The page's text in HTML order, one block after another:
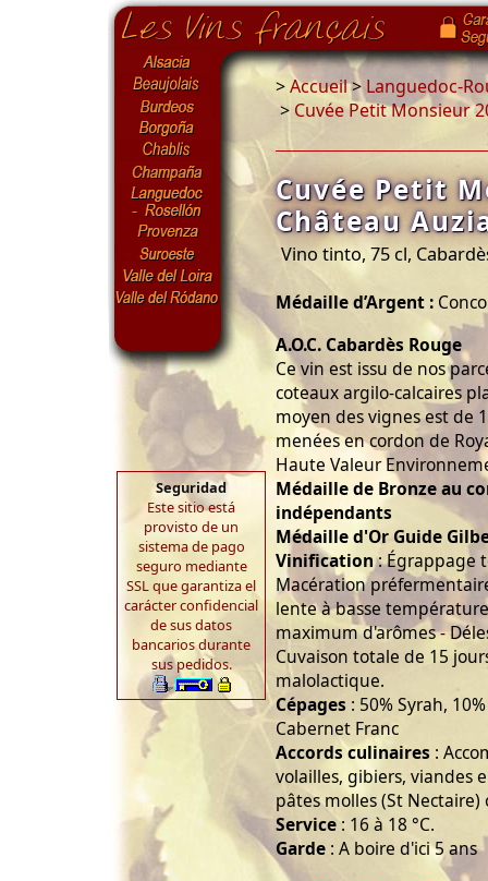
Seguridad
Este sitio está
provisto de un
sistema de pago
seguro mediante
SSL que garantiza el
carácter confidencial
de sus datos
bancarios durante
sus pedidos.
>Accueil>Languedoc-
> Cuvée Petit Monsieur
Cuvée Petit
Château
Vino tinto, 75 cl,
Médaille d’Argent :
A.O.C. Cabardès Rouge
Ce vin est issu de nos
coteaux argilo-calcaires
moyen des vignes est de
menées en cordon de
Haute Valeur
Médaille de Bronze au
indépendants
Médaille d'Or Guide
Vinification: Égrappage
Macération
lente à basse
maximum d'arômes -
Cuvaison totale de 15
malolactique.
Cépages : 50% Syrah,
Cabernet Franc
Accords culinaires :
volailles, gibiers, viandes
pâtes molles (St
Service: 16 à 18 °C.
Garde : A boire d'ici 5 ans